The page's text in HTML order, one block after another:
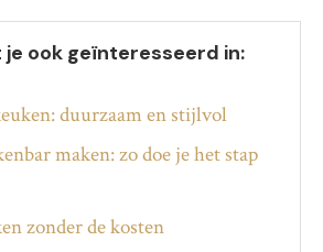
je ook geïnteresseerd in:
duurzaam en stijlvol
maken: zo doe je het stap
zonder de kosten